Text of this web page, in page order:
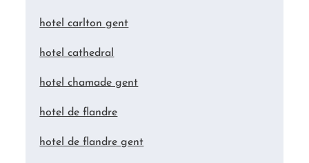
hotel carlton gent
hotel cathedral
hotel chamade gent
hotel de flandre
hotel de flandre gent